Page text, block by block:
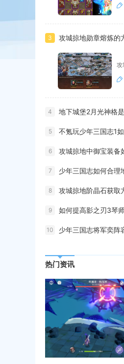
3 攻城掠地勋章熔炼的
攻
4 地下城堡2月光神格
5 不氪玩少年三国志1
6 攻城掠地中御宝装备
7 少年三国志如何合理
8 攻城掠地阶晶石获取
9 如何提高影之刃3琴
10 少年三国志将军奕阵
热门资讯